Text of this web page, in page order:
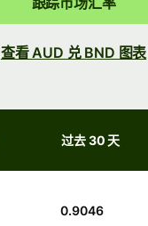
查看 AUD 兑 BND 图表
过去 30 天
0.9046